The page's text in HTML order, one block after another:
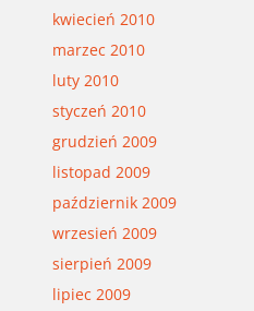
kwiecień 2010
marzec 2010
luty 2010
styczeń 2010
grudzień 2009
listopad 2009
październik 2009
wrzesień 2009
sierpień 2009
lipiec 2009